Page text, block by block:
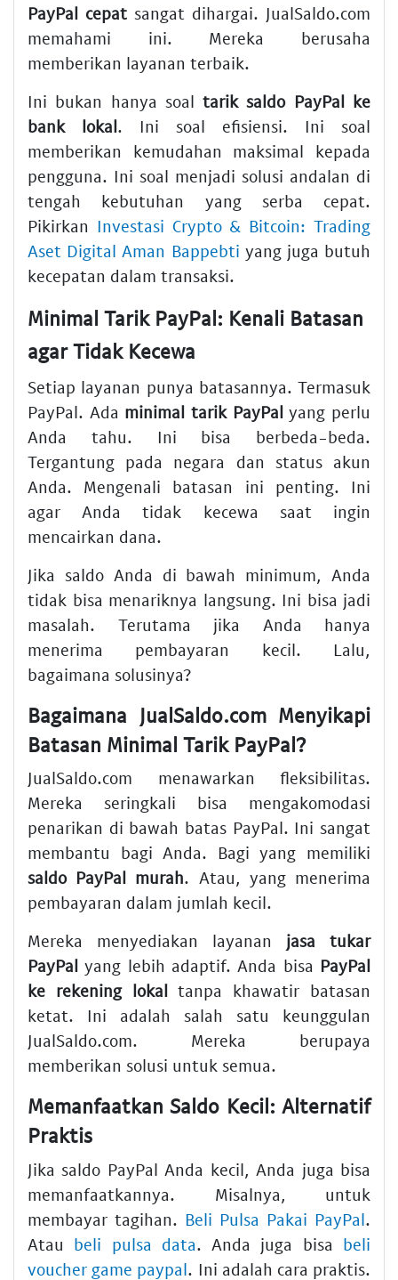
PayPal cepat sangat dihargai. JualSaldo.com
memahami ini. Mereka berusaha
memberikan layanan terbaik.
Ini bukan hanya soaltarik saldo PayPal ke
bank lokal. Ini soal efisiensi. Ini soal
memberikan kemudahan maksimal kepada
pengguna. Ini soal menjadi solusi andalan di
tengah kebutuhan yang serba cepat.
Pikirkan Investasi Crypto & Bitcoin: Trading
Aset Digital Aman Bappebti yang juga butuh
kecepatan dalam transaksi.
Minimal Tarik PayPal: Kenali Batasan
agar Tidak Kecewa
Setiap layanan punya batasannya. Termasuk
PayPal. Ada minimal tarik PayPalyang perlu
Anda tahu. Ini bisa berbeda-beda.
Tergantung pada negara dan status akun
Anda. Mengenali batasan ini penting. Ini
agar Anda tidak kecewa saat ingin
mencairkan dana.
Jika saldo Anda di bawah minimum, Anda
tidak bisa menariknya langsung. Ini bisa jadi
masalah. Terutama jika Anda hanya
menerima pembayaran kecil. Lalu,
bagaimana solusinya?
Bagaimana JualSaldo.com Menyikapi
Batasan Minimal Tarik PayPal?
JualSaldo.com menawarkan fleksibilitas.
Mereka seringkali bisa mengakomodasi
penarikan di bawah batas PayPal. Ini sangat
membantu bagi Anda. Bagi yang memiliki
saldo PayPal murah. Atau, yang menerima
pembayaran dalam jumlah kecil.
Mereka menyediakan layanan jasa tukar
PayPal yang lebih adaptif. Anda bisa PayPal
ke rekening lokaltanpa khawatir batasan
ketat. Ini adalah salah satu keunggulan
JualSaldo.com. Mereka berupaya
memberikan solusi untuk semua.
Memanfaatkan Saldo Kecil: Alternatif
Praktis
Jika saldo PayPal Anda kecil, Anda juga bisa
memanfaatkannya. Misalnya, untuk
membayar tagihan. Beli Pulsa Pakai PayPal.
Atau beli pulsa data. Anda juga bisa beli
voucher game paypal. Ini adalah cara praktis.